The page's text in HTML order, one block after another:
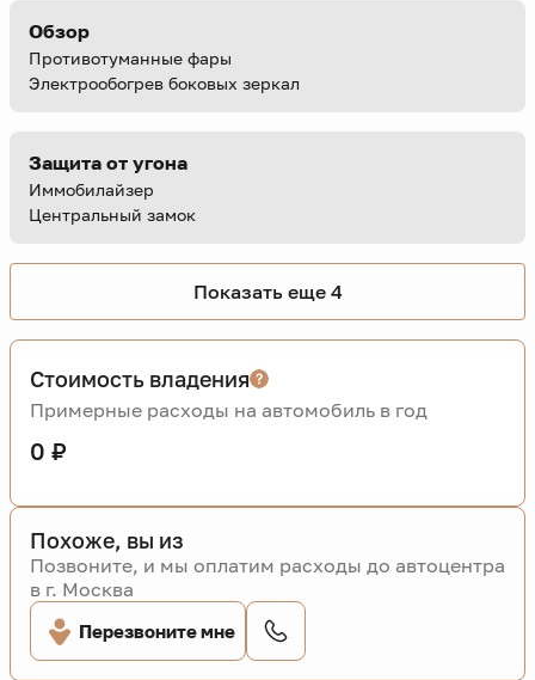
Обзор
Противотуманные фары
Электрообогрев боковых зеркал
Защита от угона
Иммобилайзер
Центральный замок
Показать еще 4
Стоимость владения
Примерные расходы на автомобиль в год
0 ₽
Похоже, вы из
Позвоните, и мы оплатим расходы до автоцентра
в г. Москва
Перезвоните мне